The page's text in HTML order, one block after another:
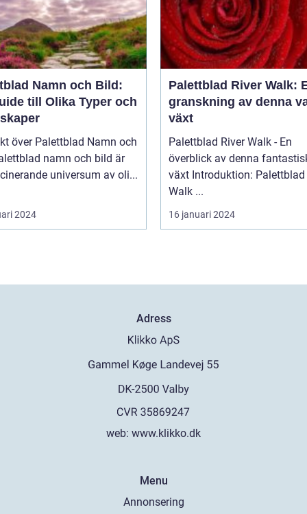
Namn och Bild:
till Olika Typer och
över Palettblad Namn och
universum av oli...
2024
Palettblad River Walk:
granskning av denna
växt
Palettblad River Walk - En
överblick av denna
växt Introduktion: Palettblad River
Walk ...
16 januari 2024
Adress
web: www.klikko.dk
Menu
Annonsering